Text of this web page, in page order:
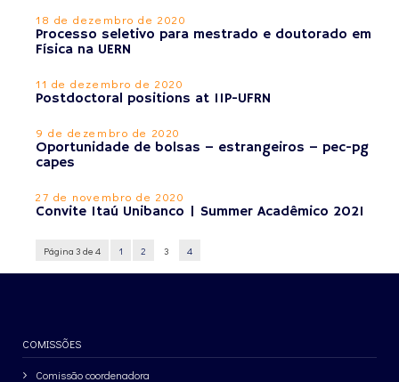
18 de dezembro de 2020
Processo seletivo para mestrado e doutorado em
Física na UERN
11 de dezembro de 2020
Postdoctoral positions at IIP-UFRN
9 de dezembro de 2020
Oportunidade de bolsas – estrangeiros – pec-pg
capes
27 de novembro de 2020
Convite Itaú Unibanco | Summer Acadêmico 2021
Página 3 de 4 1 2 3 4
COMISSÕES
Comissão coordenadora